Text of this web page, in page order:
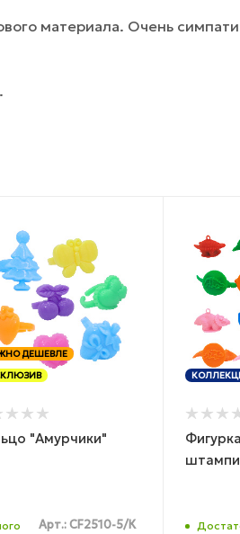
материала. Очень
ДЕШЕВЛЕ
"Амурчики"
Арт.: CF2510-5/К